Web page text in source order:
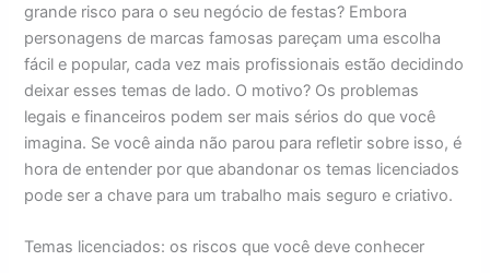
grande risco para o seu negócio de festas? Embora
personagens de marcas famosas pareçam uma escolha
fácil e popular, cada vez mais profissionais estão decidindo
deixar esses temas de lado. O motivo? Os problemas
legais e financeiros podem ser mais sérios do que você
imagina. Se você ainda não parou para refletir sobre isso, é
hora de entender por que abandonar os temas licenciados
pode ser a chave para um trabalho mais seguro e criativo.
Temas licenciados: os riscos que você deve conhecer